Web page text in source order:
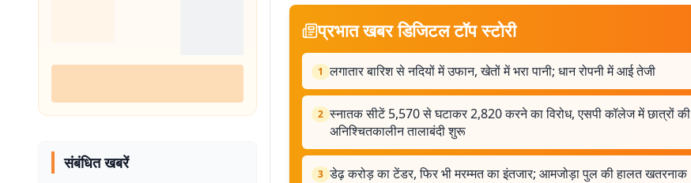
संबंधित खबरें
प्रभात खबर डिजिटल टॉप स्टोरी
1 लगातार बारिश से नदियों में उफान, खेतों में भरा पानी; धान रोपनी में आई तेजी
2 स्नातक सीटें 5,570 से घटाकर 2,820 करने का विरोध, एसपी कॉलेज में छात्रों की
अनिश्चितकालीन तालाबंदी शुरू
3 डेढ़ करोड़ का टेंडर, फिर भी मरम्मत का इंतजार; आमजोड़ा पुल की हालत खतरनाक